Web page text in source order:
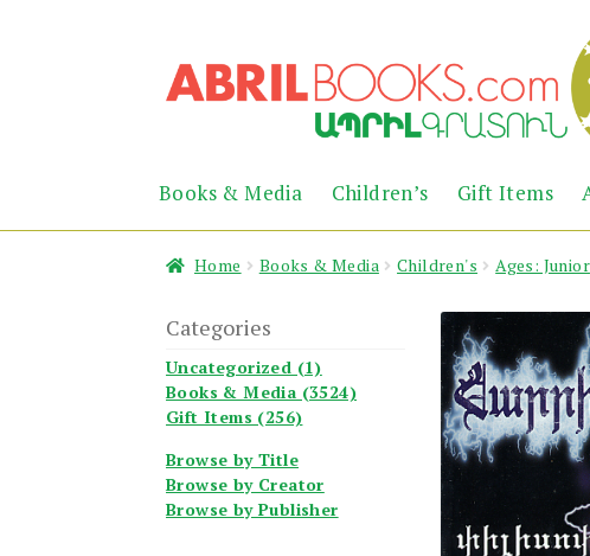
to
navigation
to
content
Books & Media Children’s Gift Items
Home Books & Media Children's Ages: Junior
Categories
Uncategorized (1)
Books & Media (3524)
Gift Items (256)
Browse by Title
Browse by Creator
Browse by Publisher